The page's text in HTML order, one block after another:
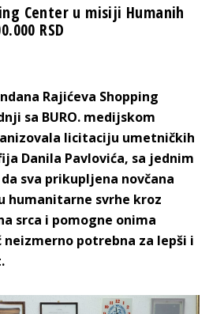
Center u misiji Humanih
RSD
Rajićeva Shopping
sa BURO. medijskom
licitaciju umetničkih
Danila Pavlovića, sa jednim
sva prikupljena novčana
humanitarne svrhe kroz
srca i pomogne onima
potrebna za lepši i